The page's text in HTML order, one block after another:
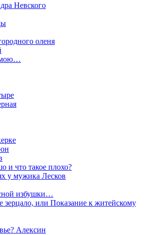
Невского
оленя
и что такое плохо?
у мужика Лесков
избушки…
зерцало, или Показание к житейскому
Алексин